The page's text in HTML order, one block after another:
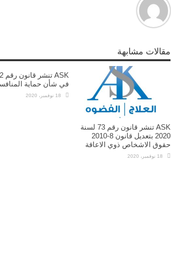
مقالات مشابهة
ASK تنشر قانون رقم 73 لسنة
2020 بتعديل قانون 8-2010
حقوق الاشخاص ذوي الاعاقة
18 نوفمبر، 2020
في شأن حماية
18 نوفمبر، 2020